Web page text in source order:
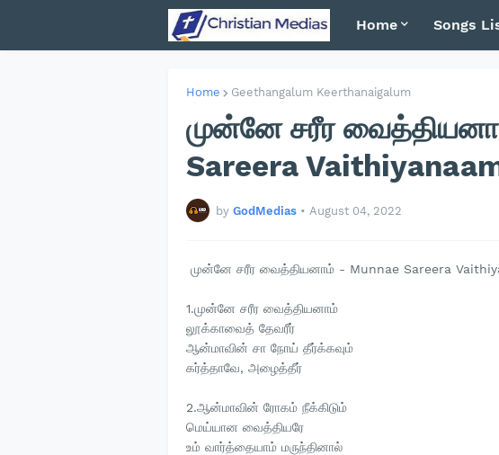
Home Songs
Home Geethangalum Keerthanaigalum
முன்னே சரீர
Sareera
by GodMedias • August 04, 2022
முன்னே சரீர வைத்தியனாம் - Munnae Sareera
1.முன்னே சரீர வைத்தியனாம்
லூக்காவைத் தேவரீர்
ஆன்மாவின் சா நோய் தீர்க்கவும்
கர்த்தாவே, அழைத்தீர்
2.ஆன்மாவின் ரோகம் நீக்கிடும்
மெய்யான வைத்தியரே
உம் வார்த்தையாம் மருந்தினால்